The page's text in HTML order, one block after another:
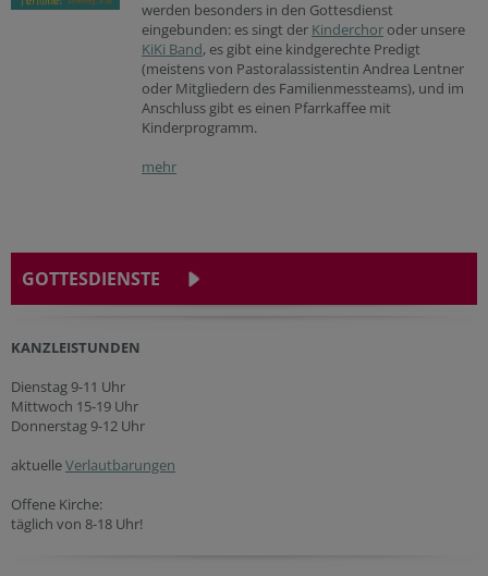
werden besonders in den Gottesdienst
eingebunden: es singt der Kinderchor oder unsere
KiKi Band, es gibt eine kindgerechte Predigt
(meistens von Pastoralassistentin Andrea Lentner
oder Mitgliedern des Familienmessteams), und im
Anschluss gibt es einen Pfarrkaffee mit
Kinderprogramm.
mehr
GOTTESDIENSTE
KANZLEISTUNDEN
Dienstag 9-11 Uhr
Mittwoch 15-19 Uhr
Donnerstag 9-12 Uhr
aktuelleVerlautbarungen
Offene Kirche:
täglich von 8-18 Uhr!